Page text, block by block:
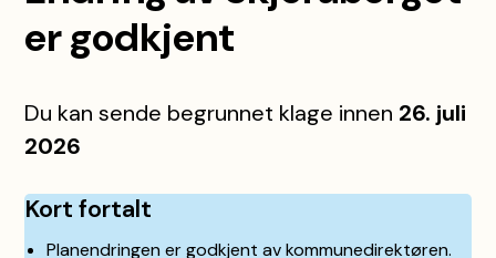
er godkjent
Du kan sende begrunnet klage innen 26. juli
2026
Kort fortalt
Planendringen er godkjent av kommunedirektøren.